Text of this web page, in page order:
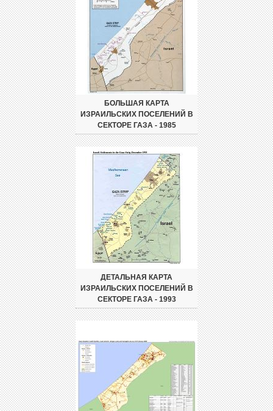
БОЛЬШАЯ КАРТА
ИЗРАИЛЬСКИХ ПОСЕЛЕНИЙ В
СЕКТОРЕ ГАЗА - 1985
ДЕТАЛЬНАЯ КАРТА
ИЗРАИЛЬСКИХ ПОСЕЛЕНИЙ В
СЕКТОРЕ ГАЗА - 1993